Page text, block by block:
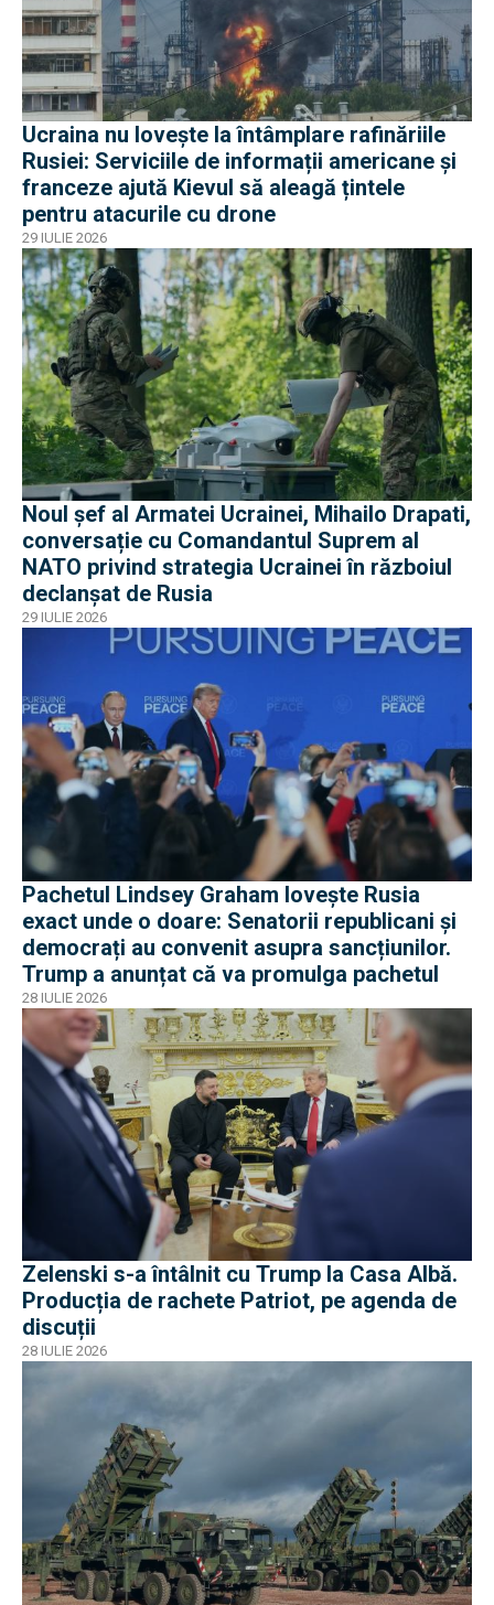
Ucraina nu lovește la întâmplare rafinăriile
Rusiei: Serviciile de informații americane și
franceze ajută Kievul să aleagă țintele
pentru atacurile cu drone
29 IULIE 2026
Noul șef al Armatei Ucrainei, Mihailo Drapati,
conversație cu Comandantul Suprem al
NATO privind strategia Ucrainei în războiul
declanșat de Rusia
29 IULIE 2026
Pachetul Lindsey Graham lovește Rusia
exact unde o doare: Senatorii republicani și
democrați au convenit asupra sancțiunilor.
Trump a anunțat că va promulga pachetul
28 IULIE 2026
Zelenski s-a întâlnit cu Trump la Casa Albă.
Producția de rachete Patriot, pe agenda de
discuții
28 IULIE 2026